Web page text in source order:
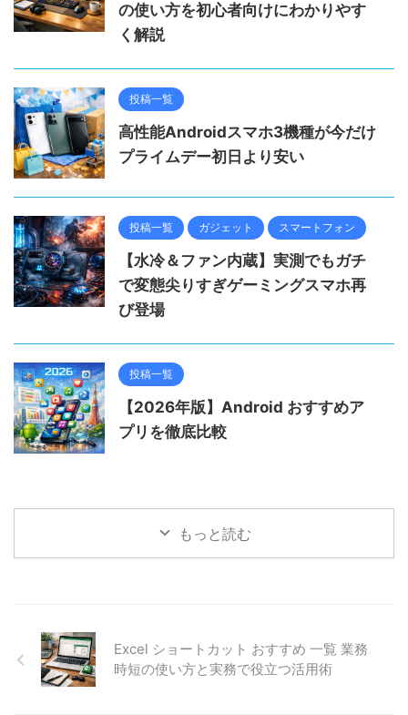
の使い方を初心者向けにわかりやす
く解説
投稿一覧
高性能Androidスマホ3機種が今だけ
プライムデー初日より安い
投稿一覧 ガジェット スマートフォン
【水冷＆ファン内蔵】実測でもガチ
で変態尖りすぎゲーミングスマホ再
び登場
投稿一覧
【2026年版】Android おすすめア
プリを徹底比較
もっと読む
Excel ショートカット おすすめ 一覧 業務
時短の使い方と実務で役立つ活用術